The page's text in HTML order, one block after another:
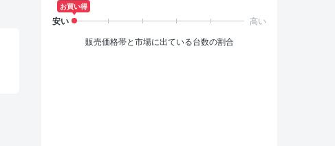
お買い得
販売価格帯と市場に出ている台数の割合